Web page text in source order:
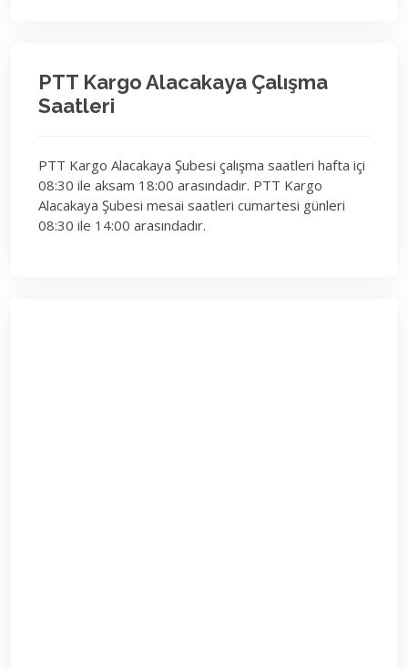
PTT Kargo Alacakaya Çalışma
Saatleri
PTT Kargo Alacakaya Şubesi çalışma saatleri hafta içi
08:30 ile aksam 18:00 arasındadır. PTT Kargo
Alacakaya Şubesi mesai saatleri cumartesi günleri
08:30 ile 14:00 arasındadır.